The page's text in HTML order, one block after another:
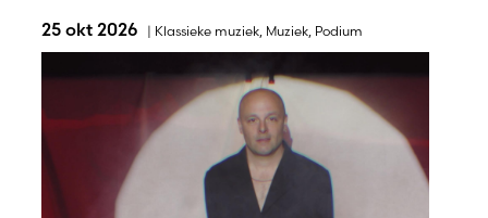
25 okt 2026 | Klassieke muziek Muziek Podium